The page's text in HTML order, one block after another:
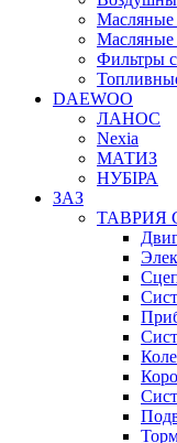
Масляные
Масляные
Фильтры
DAEWOO
ЛАНОС
Nexia
МАТИЗ
НУБІРА
ЗАЗ
ТАВРИЯ